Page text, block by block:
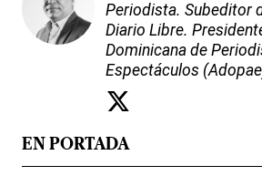
Periodista. Subeditor
Diario Libre.
Dominicana de
Espectáculos
EN PORTADA